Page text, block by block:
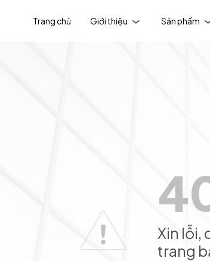
Trang chủ Giới thiệu Sản phẩm
Xin lỗi,
trang